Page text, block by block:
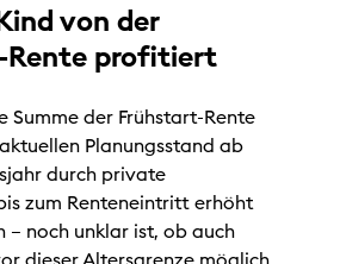
von der
Rente profitiert
Summe der Frühstart-Rente
Planungsstand ab
durch private
zum Renteneintritt erhöht
– noch unklar ist, ob auch
dieser Altersgrenze möglich